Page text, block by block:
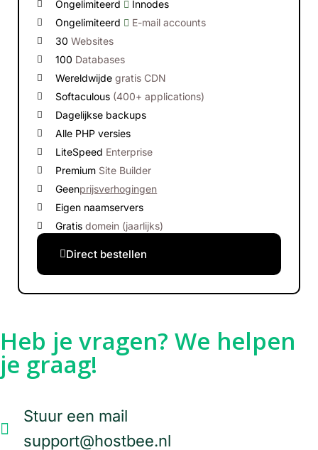
Ongelimiteerd
Innodes
Ongelimiteerd
E-mail accounts
30Websites
100 Databases
Wereldwijdegratis CDN
Softaculous (400+ applications)
Dagelijkse backups
Alle PHP versies
LiteSpeed Enterprise
Premium Site Builder
Geenprijsverhogingen
Eigen naamservers
Gratisdomein (jaarlijks)
Direct bestellen
Heb je vragen? We helpen
je graag!
Stuur een mail
support@hostbee.nl